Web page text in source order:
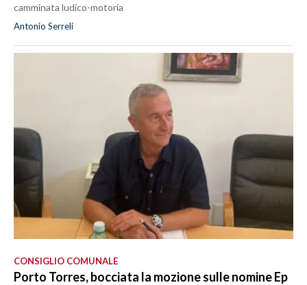
camminata ludico-motoria
Antonio Serreli
CONSIGLIO COMUNALE
Porto Torres, bocciata la mozione sulle nomine Ep